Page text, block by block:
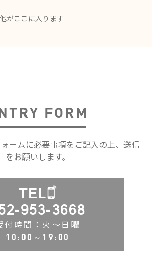
がここに入ります
FORM
ームに必要事項をご記入の上、送信
をお願いします。
TEL
953-3668
付時間：火〜日曜
10:00～19:00